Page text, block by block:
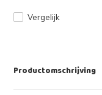
Vergelijk
Productomschrijving